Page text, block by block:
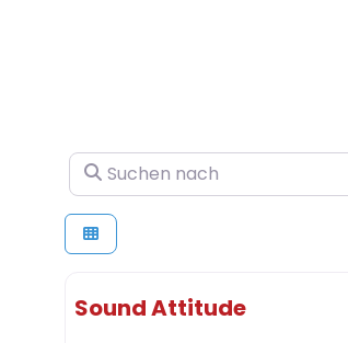
Suchen nach
Sound Attitude